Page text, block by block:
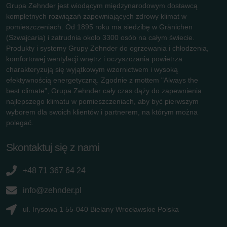
Grupa Zehnder jest wiodącym międzynarodowym dostawcą
kompletnych rozwiązań zapewniających zdrowy klimat w
pomieszczeniach. Od 1895 roku ma siedzibę w Gränichen
(Szwajcaria) i zatrudnia około 3300 osób na całym świecie.
Produkty i systemy Grupy Zehnder do ogrzewania i chłodzenia,
komfortowej wentylacji wnętrz i oczyszczania powietrza
charakteryzują się wyjątkowym wzornictwem i wysoką
efektywnością energetyczną. Zgodnie z mottem "Always the
best climate", Grupa Zehnder cały czas dąży do zapewnienia
najlepszego klimatu w pomieszczeniach, aby być pierwszym
wyborem dla swoich klientów i partnerem, na którym można
polegać.
Skontaktuj się z nami
+48 71 367 64 24
info@zehnder.pl
ul. Irysowa 1 55-040 Bielany Wrocławskie Polska